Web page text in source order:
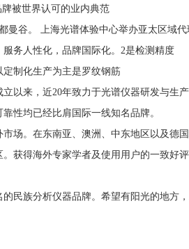
被世界认可的业内典范
曼谷。 上海光谱体验中心举办亚太区域
务人性化，品牌国际化。2是检测精度
定制化生产为主是罗纹钢筋
立以来，近20年致力于光谱仪器研发与生
性均已经比肩国际一线知名品牌。
场。在东南亚、澳洲、中东地区以及德
获得海外专家学者及使用用户的一致好
民族分析仪器品牌。希望有阳光的地方，